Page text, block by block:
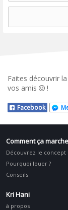
Faites découvrir
vos amis
!
Facebook
Comment ça
Découvrez le concept
Pourquoi louer ?
Conseils
Kri Hani
à propos